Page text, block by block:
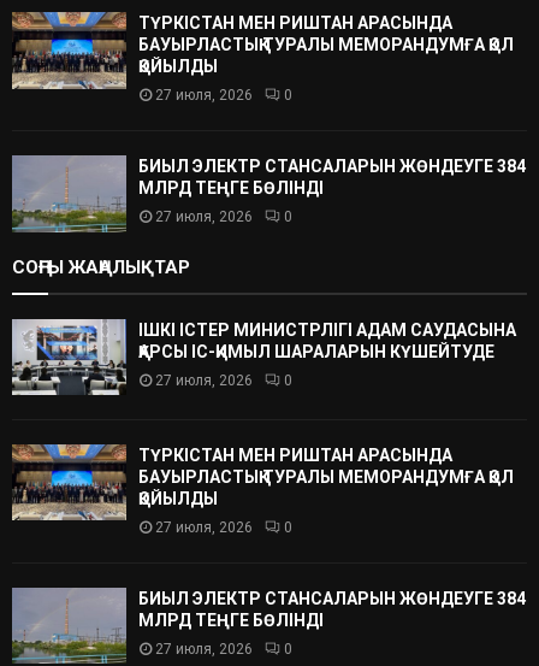
ТҮРКІСТАН МЕН РИШТАН АРАСЫНДА
БАУЫРЛАСТЫҚ ТУРАЛЫ МЕМОРАНДУМҒА ҚОЛ
ҚОЙЫЛДЫ
27 июля, 2026 0
БИЫЛ ЭЛЕКТР СТАНСАЛАРЫН ЖӨНДЕУГЕ 384
МЛРД ТЕҢГЕ БӨЛІНДІ
27 июля, 2026 0
СОҢҒЫ ЖАҢАЛЫҚТАР
ІШКІ ІСТЕР МИНИСТРЛІГІ АДАМ САУДАСЫНА
ҚАРСЫ ІС-ҚИМЫЛ ШАРАЛАРЫН КҮШЕЙТУДЕ
27 июля, 2026 0
ТҮРКІСТАН МЕН РИШТАН АРАСЫНДА
БАУЫРЛАСТЫҚ ТУРАЛЫ МЕМОРАНДУМҒА ҚОЛ
ҚОЙЫЛДЫ
27 июля, 2026 0
БИЫЛ ЭЛЕКТР СТАНСАЛАРЫН ЖӨНДЕУГЕ 384
МЛРД ТЕҢГЕ БӨЛІНДІ
27 июля, 2026 0